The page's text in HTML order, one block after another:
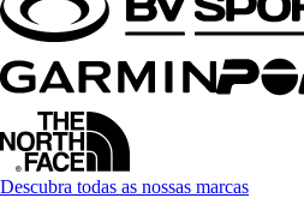
Descubra todas as nossas marcas